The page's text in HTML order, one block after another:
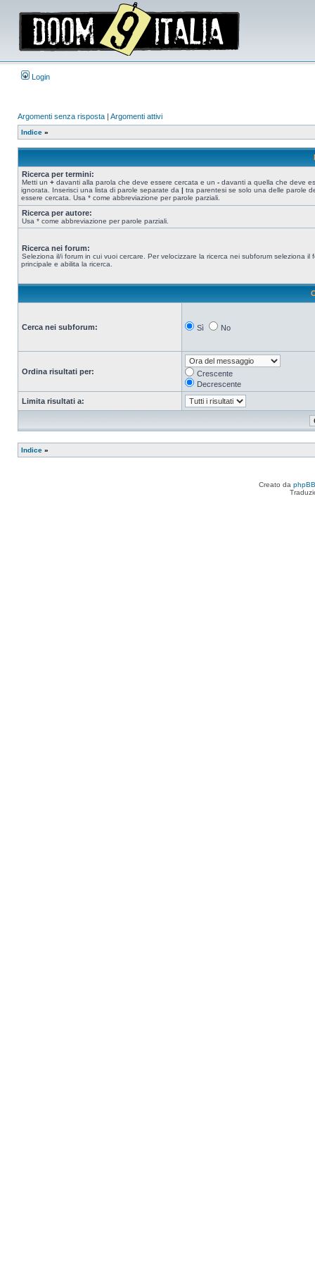
Login
Argomenti senza risposta | Argomenti attivi
Indice »
Ricerca per termini:
Metti un + davanti alla parola che deve essere cercata e un - davanti a quella che deve
ignorata. Inserisci una lista di parole separate da | tra parentesi se solo una delle parole
essere cercata. Usa * come abbreviazione per parole parziali.
Ricerca per autore:
Usa * come abbreviazione per parole parziali.
Ricerca nei forum:
Seleziona il/i forum in cui vuoi cercare. Per velocizzare la ricerca nei subforum seleziona il
principale e abilita la ricerca.
Cerca nei subforum: Sì No
Ordina risultati per:
Crescente
Decrescente
Limita risultati a:
Indice »
Creato da phpBB